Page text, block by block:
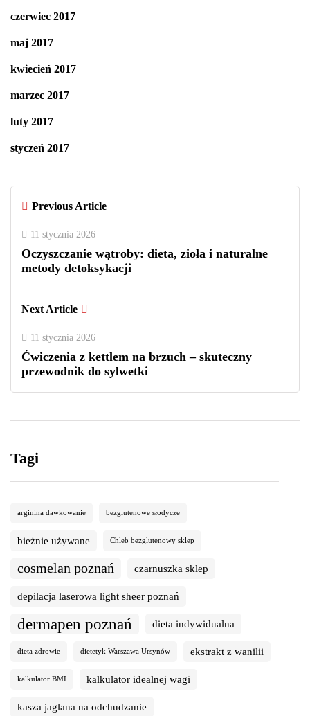
czerwiec 2017
maj 2017
kwiecień 2017
marzec 2017
luty 2017
styczeń 2017
Previous Article
11 stycznia 2026
Oczyszczanie wątroby: dieta, zioła i naturalne
metody detoksykacji
Next Article
11 stycznia 2026
Ćwiczenia z kettlem na brzuch – skuteczny
przewodnik do sylwetki
Tagi
arginina dawkowanie bezglutenowe słodycze
bieżnie używane Chleb bezglutenowy sklep
cosmelan poznań czarnuszka sklep
depilacja laserowa light sheer poznań
dermapen poznań dieta indywidualna
dieta zdrowie dietetyk Warszawa Ursynów ekstrakt z wanilii
kalkulator BMI kalkulator idealnej wagi
kasza jaglana na odchudzanie